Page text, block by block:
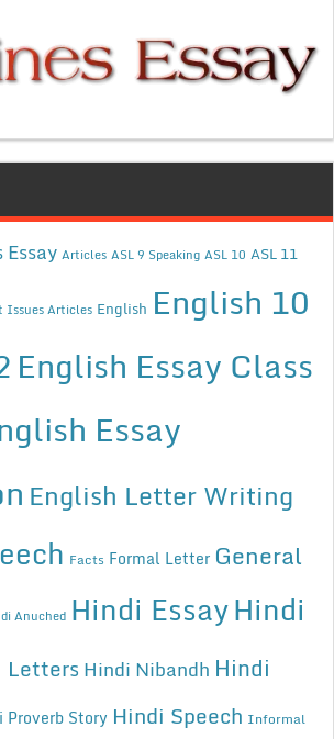
Essay Articles ASL 9 Speaking ASL 10 ASL 11
Issues Articles English English 10
English Essay Class
Essay
English Letter Writing
Facts Formal Letter General
Anuched Hindi EssayHindi
Letters Hindi Nibandh Hindi
Proverb Story Hindi Speech Informal